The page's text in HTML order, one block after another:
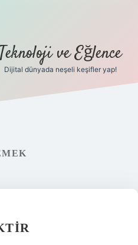
Teknoloji ve Eğlence
Dijital dünyada neşeli keşifler yap!